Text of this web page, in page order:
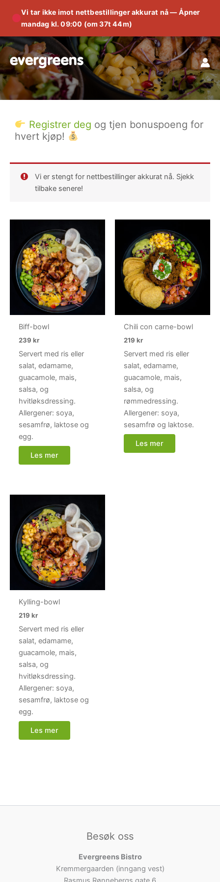
Vi tar ikke imot nettbestillinger akkurat nå — Åpner
mandag kl. 09:00 (om 37t 44m)
rett
til
innholdet
Registrer deg og tjen bonuspoeng for
hvert kjøp!
Vi er stengt for nettbestillinger akkurat nå. Sjekk
tilbake senere!
Biff-bowl
239 kr
Servert med ris eller
salat, edamame,
guacamole, mais,
salsa, og
hvitløksdressing.
Allergener: soya,
sesamfrø, laktose og
egg.
Les mer
Chili con carne-bowl
219 kr
Servert med ris eller
salat, edamame,
guacamole, mais,
salsa, og
rømmedressing.
Allergener: soya,
sesamfrø og laktose.
Les mer
Kylling-bowl
219 kr
Servert med ris eller
salat, edamame,
guacamole, mais,
salsa, og
hvitløksdressing.
Allergener: soya,
sesamfrø, laktose og
egg.
Les mer
Besøk oss
Evergreens Bistro
Kremmergaarden (inngang vest)